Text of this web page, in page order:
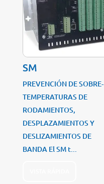
SM
PREVENCIÓN DE SOBRE-
TEMPERATURAS DE
RODAMIENTOS,
DESPLAZAMIENTOS Y
DESLIZAMIENTOS DE
BANDA El SM t...